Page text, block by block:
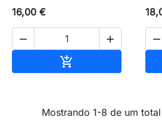
16,00 €
 


Mostrando 1-8 de um